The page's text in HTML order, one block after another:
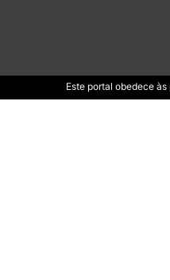
Este portal obedece